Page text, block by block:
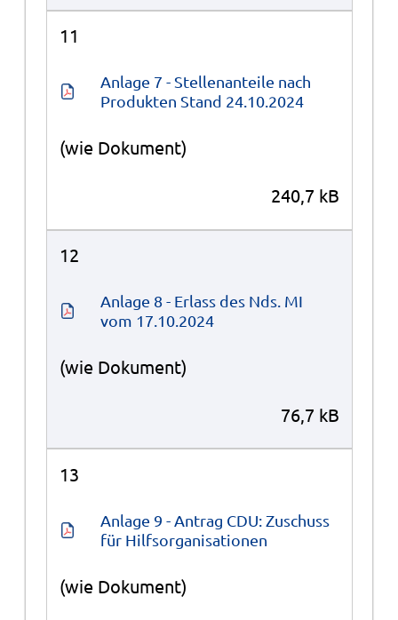
11
Anlage 7 - Stellenanteile nach
Produkten Stand 24.10.2024
(wie Dokument)
240,7 kB
12
Anlage 8 - Erlass des Nds. MI
vom 17.10.2024
(wie Dokument)
76,7 kB
13
Anlage 9 - Antrag CDU: Zuschuss
für Hilfsorganisationen
(wie Dokument)